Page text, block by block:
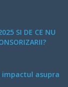
SI DE CE NU
impactul asupra